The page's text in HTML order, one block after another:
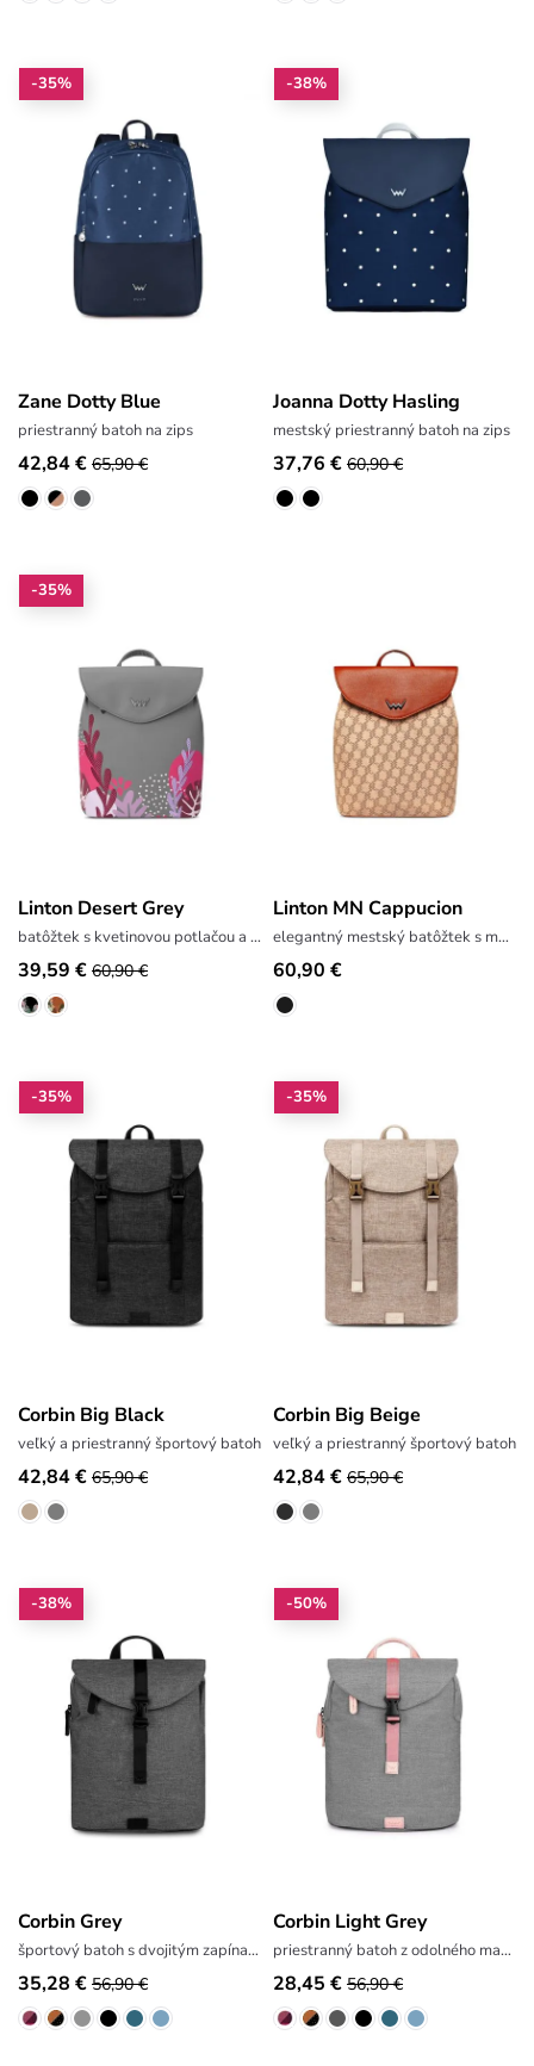
-35%
Zane Dotty Blue
priestranný batoh na zips
42,84 € 65,90 €
-38%
Joanna Dotty Hasling
mestský priestranný batoh na zips
37,76 € 60,90 €
-35%
Linton Desert Grey
batôžtek s kvetinovou potlačou a výšivkou
39,59 € 60,90 €
Linton MN Cappucion
elegantný mestský batôžtek s monogramom
60,90 €
-35%
Corbin Big Black
veľký a priestranný športový batoh
42,84 € 65,90 €
-35%
Corbin Big Beige
veľký a priestranný športový batoh
42,84 € 65,90 €
-38%
Corbin Grey
športový batoh s dvojitým zapínaním
35,28 € 56,90 €
-50%
Corbin Light Grey
priestranný batoh z odolného materiálu
28,45 € 56,90 €